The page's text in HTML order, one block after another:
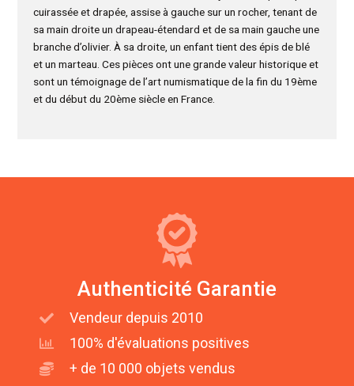
cuirassée et drapée, assise à gauche sur un rocher, tenant de
sa main droite un drapeau-étendard et de sa main gauche une
branche d’olivier. À sa droite, un enfant tient des épis de blé
et un marteau. Ces pièces ont une grande valeur historique et
sont un témoignage de l’art numismatique de la fin du 19ème
et du début du 20ème siècle en France.
Authenticité Garantie
Vendeur depuis 2010
100% d'évaluations positives
+ de 10 000 objets vendus